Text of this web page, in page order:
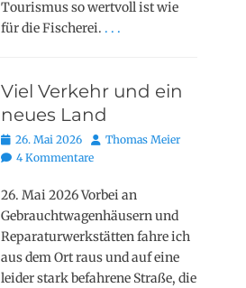
Tourismus so wertvoll ist wie
für die Fischerei. . . .
Viel Verkehr und ein
neues Land
Posted
on
26. Mai 2026 AutorThomas Meier
4 Kommentare
26. Mai 2026 Vorbei an
Gebrauchtwagenhäusern und
Reparaturwerkstätten fahre ich
aus dem Ort raus und auf eine
leider stark befahrene Straße, die